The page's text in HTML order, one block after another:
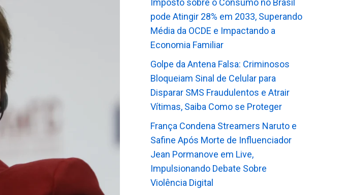
Imposto sobre o Consumo no Brasil
pode Atingir 28% em 2033, Superando
Média da OCDE e Impactando a
Economia Familiar
Golpe da Antena Falsa: Criminosos
Bloqueiam Sinal de Celular para
Disparar SMS Fraudulentos e Atrair
Vítimas, Saiba Como se Proteger
França Condena Streamers Naruto e
Safine Após Morte de Influenciador
Jean Pormanove em Live,
Impulsionando Debate Sobre
Violência Digital